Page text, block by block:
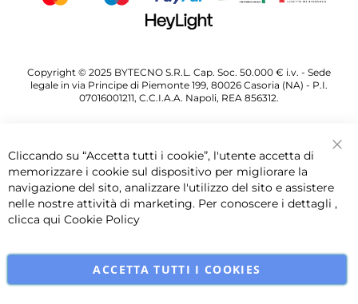
Copyright © 2025 BYTECNO S.R.L. Cap. Soc. 50.000 € i.v. - Sede
legale in via Principe di Piemonte 199, 80026 Casoria (NA) - P.I.
07016001211, C.C.I.A.A. Napoli, REA 856312.
Cliccando su “Accetta tutti i cookie”, l'utente accetta di
memorizzare i cookie sul dispositivo per migliorare la
navigazione del sito, analizzare l'utilizzo del sito e assistere
nelle nostre attività di marketing. Per conoscere i dettagli ,
clicca qui Cookie Policy
ACCETTA TUTTI I COOKIES